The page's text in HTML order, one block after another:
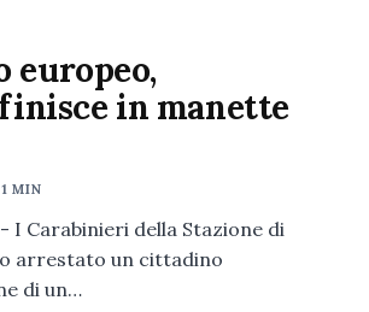
europeo,
in manette
1 MIN
- I Carabinieri della Stazione di
arrestato un cittadino
di un…